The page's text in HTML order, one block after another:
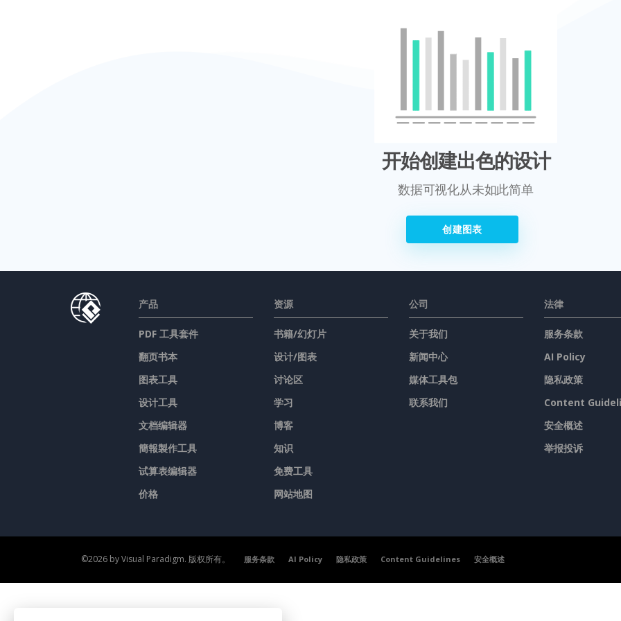
开始创建出色的设计
数据可视化从未如此简单
创建图表
产品
PDF 工具套件
翻页书本
图表工具
设计工具
文档编辑器
簡報製作工具
试算表编辑器
价格
资源
书籍/幻灯片
设计/图表
讨论区
学习
博客
知识
免费工具
网站地图
公司
关于我们
新闻中心
媒体工具包
联系我们
法律
服务条款
AI Policy
隐私政策
Content
安全概述
举报投诉
©2026 by Visual Paradigm. 版权所有。 服务条款 AI Policy 隐私政策 Content Guidelines 安全概述